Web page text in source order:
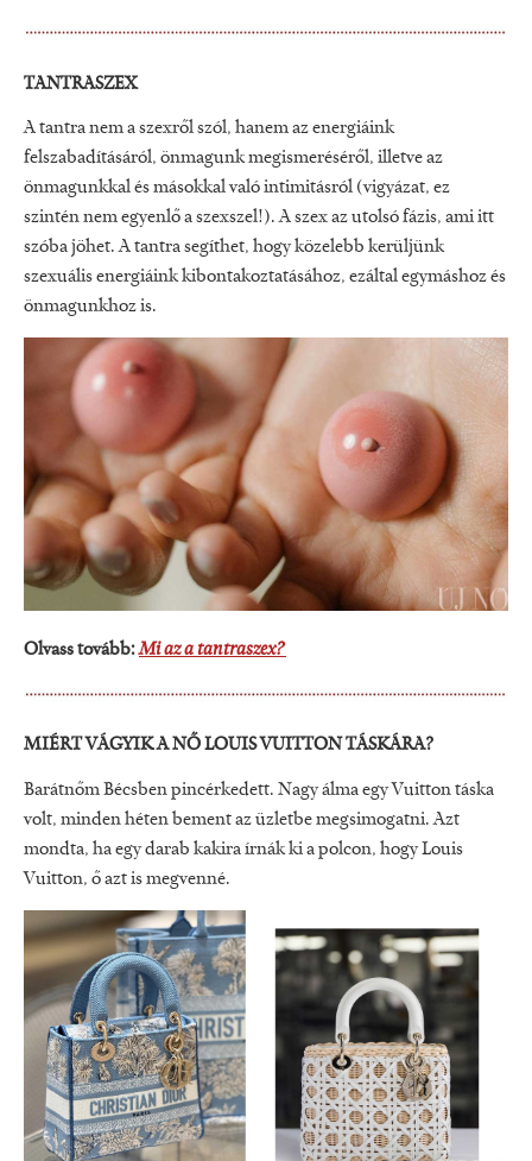
TANTRASZEX
A tantra nem a szexről szól, hanem az energiáink
felszabadításáról, önmagunk megismeréséről, illetve az
önmagunkkal és másokkal való intimitásról (vigyázat, ez
szintén nem egyenlő a szexszel!). A szex az utolsó fázis, ami itt
szóba jöhet. A tantra segíthet, hogy közelebb kerüljünk
szexuális energiáink kibontakoztatásához, ezáltal egymáshoz és
önmagunkhoz is.
Olvass tovább:Mi az a tantraszex?
MIÉRT VÁGYIK A NŐ LOUIS VUITTON TÁSKÁRA?
Barátnőm Bécsben pincérkedett. Nagy álma egy Vuitton táska
volt, minden héten bement az üzletbe megsimogatni. Azt
mondta, ha egy darab kakira írnák ki a polcon, hogy Louis
Vuitton, ő azt is megvenné.